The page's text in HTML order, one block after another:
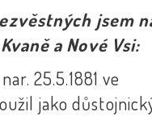
jsem
a Nové Vsi:
25.5.1881 ve
jako